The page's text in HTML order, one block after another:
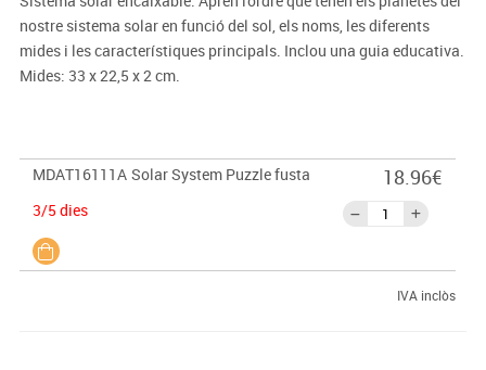
nostre sistema solar en funció del sol, els noms, les diferents
mides i les característiques principals. Inclou una guia educativa.
Mides: 33 x 22,5 x 2 cm.
MDAT16111A Solar System Puzzle fusta
3/5 dies
18.96€
IVA inclòs